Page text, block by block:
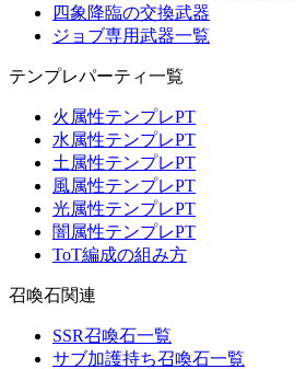
四象降臨の交換武器
ジョブ専用武器一覧
テンプレパーティ一覧
火属性テンプレPT
水属性テンプレPT
土属性テンプレPT
風属性テンプレPT
光属性テンプレPT
闇属性テンプレPT
ToT編成の組み方
召喚石関連
SSR召喚石一覧
サブ加護持ち召喚石一覧